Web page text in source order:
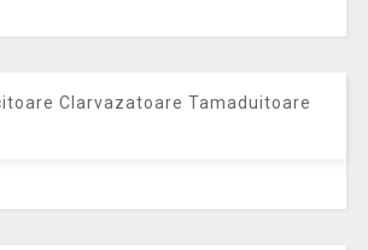
Clarvazatoare Tamaduitoare